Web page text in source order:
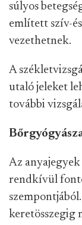
súlyos
említett szív-
vezethetnek.
A
utaló jeleket
további
Az anyajegyek
rendkívül
keretösszegig